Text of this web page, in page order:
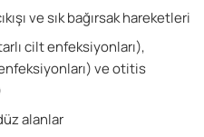
ve sık bağırsak hareketleri
cilt enfeksiyonları),
ve otitis
alanlar